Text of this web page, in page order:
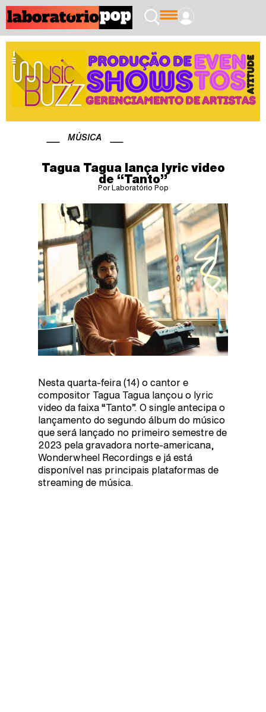
MÚSICA
Tagua Tagua lança lyric video
de “Tanto”
Por Laboratório Pop
Nesta quarta-feira (14) o cantor e
compositor Tagua Tagua lançou o lyric
video da faixa “Tanto”. O single antecipa o
lançamento do segundo álbum do músico
que será lançado no primeiro semestre de
2023 pela gravadora norte-americana,
Wonderwheel Recordings e já está
disponível nas principais plataformas de
streaming de música.